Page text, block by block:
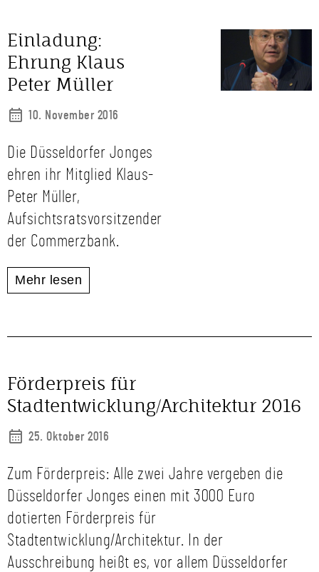
Einladung:
Ehrung Klaus
Peter Müller
10. November 2016
Die Düsseldorfer Jonges
ehren ihr Mitglied Klaus-
Peter Müller,
Aufsichtsratsvorsitzender
der Commerzbank.
Mehr lesen
Förderpreis für
Stadtentwicklung/Architektur 2016
25. Oktober 2016
Zum Förderpreis: Alle zwei Jahre vergeben die
Düsseldorfer Jonges einen mit 3000 Euro
dotierten Förderpreis für
Stadtentwicklung/Architektur. In der
Ausschreibung heißt es, vor allem Düsseldorfer